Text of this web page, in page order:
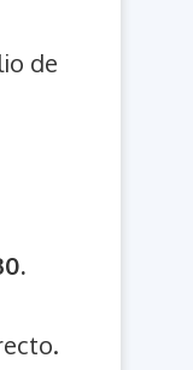
de
.